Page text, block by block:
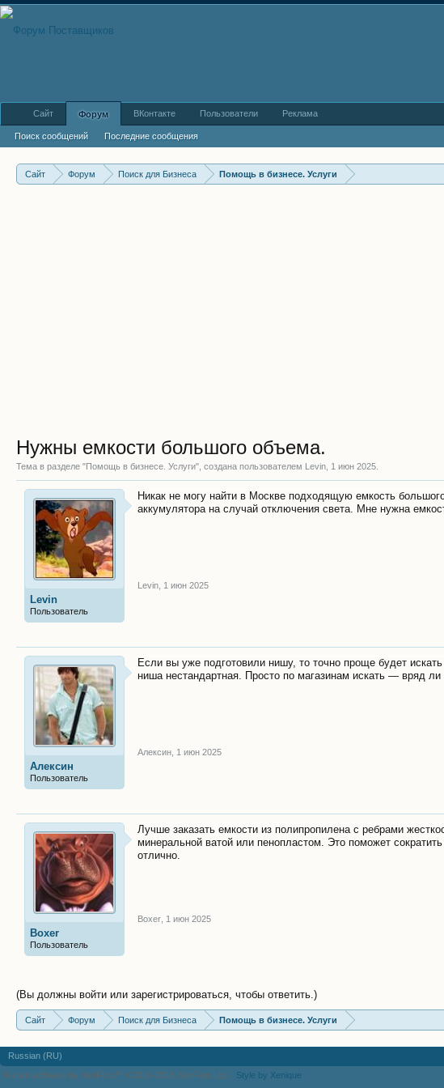
Сайт Форум Поиск для Бизнеса Помощь в бизнесе. Услуги
Нужны емкости большого объема.
Тема в разделе "Помощь в бизнесе. Услуги", создана пользователем Levin 1 июн 2025
Levin
Пользователь
Никак не могу найти в Москве подходящую емкость
аккумулятора на случай отключения света. Мне нужна
Levin 1 июн 2025
Алексин
Пользователь
Если вы уже подготовили нишу, то точно проще будет
ниша нестандартная. Просто по магазинам искать — вряд
Алексин 1 июн 2025
Boxer
Пользователь
Лучше заказать емкости из полипропилена с ребрами
минеральной ватой или пенопластом. Это поможет
отлично.
Boxer 1 июн 2025
(Вы должны войти или зарегистрироваться, чтобы ответить.)
Сайт Форум Поиск для Бизнеса Помощь в бизнесе. Услуги
Сайт Форум
Поиск сообщений Последние сообщения
ВКонтакте Пользователи Реклама
Russian (RU)
Forum software by XenForo™ ©2010-2016 XenForo Ltd. · Style by Xenique